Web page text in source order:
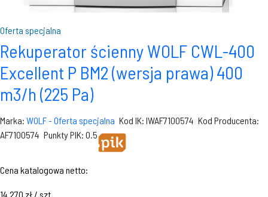
Oferta specjalna
Rekuperator ścienny WOLF CWL-400
Excellent P BM2 (wersja prawa) 400
m3/h (225 Pa)
Marka: WOLF - Oferta specjalna Kod IK: IWAF7100574 Kod Producenta:
AF7100574 Punkty PIK: 0.5
Cena katalogowa netto:
14 270 zł / szt.